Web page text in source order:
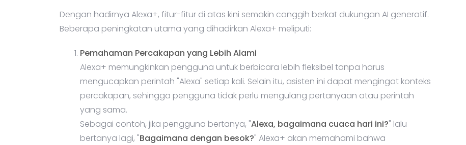
Dengan hadirnya Alexa+, fitur-fitur di atas kini semakin canggih berkat dukungan AI generatif.
Beberapa peningkatan utama yang dihadirkan Alexa+ meliputi:
Pemahaman Percakapan yang Lebih Alami
Alexa+ memungkinkan pengguna untuk berbicara lebih fleksibel tanpa harus
mengucapkan perintah "Alexa" setiap kali. Selain itu, asisten ini dapat mengingat konteks
percakapan, sehingga pengguna tidak perlu mengulang pertanyaan atau perintah
yang sama.
Sebagai contoh, jika pengguna bertanya, "Alexa, bagaimana cuaca hari ini?" lalu
bertanya lagi, "Bagaimana dengan besok?" Alexa+ akan memahami bahwa